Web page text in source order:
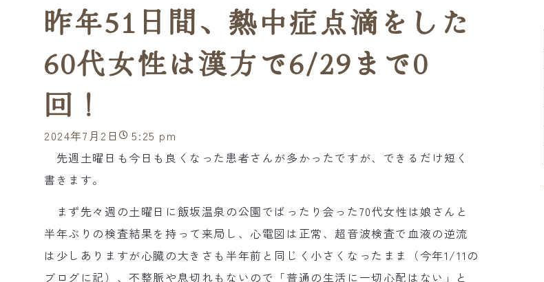
昨年51日間、熱中症点滴をした
60代女性は漢方で6/29まで0
回！
2024年7月2日
5:25 pm
先週土曜日も今日も良くなった患者さんが多かったですが、できるだけ短く
書きます。
まず先々週の土曜日に飯坂温泉の公園でばったり会った70代女性は娘さんと
半年ぶりの検査結果を持って来局し、心電図は正常、超音波検査で血液の逆流
は少しありますが心臓の大きさも半年前と同じく小さくなったまま（今年1/11の
ブログに記）、不整脈や息切れもないので「普通の生活に一切心配はない」と